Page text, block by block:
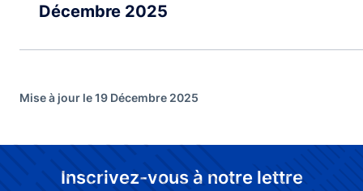
Décembre 2025
Mise à jour le 19 Décembre 2025
Inscrivez-vous à notre lettre